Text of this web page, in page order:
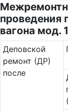
проведения
вагона мод.
Де­повс­кой
ремонт (ДР)
после